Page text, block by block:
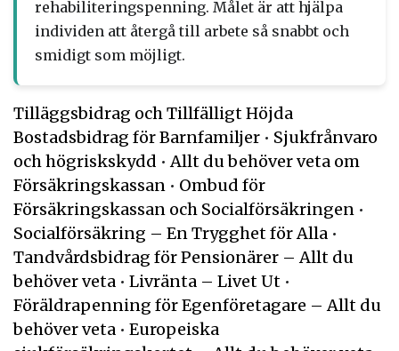
rehabiliteringspenning. Målet är att hjälpa
individen att återgå till arbete så snabbt och
smidigt som möjligt.
Tilläggsbidrag och Tillfälligt Höjda
Bostadsbidrag för Barnfamiljer • Sjukfrånvaro
och högriskskydd •Allt du behöver veta om
Försäkringskassan • Ombud för
Försäkringskassan och Socialförsäkringen •
Socialförsäkring – En Trygghet för Alla •
Tandvårdsbidrag för Pensionärer – Allt du
behöver veta • Livränta – Livet Ut •
Föräldrapenning för Egenföretagare – Allt du
behöver veta • Europeiska